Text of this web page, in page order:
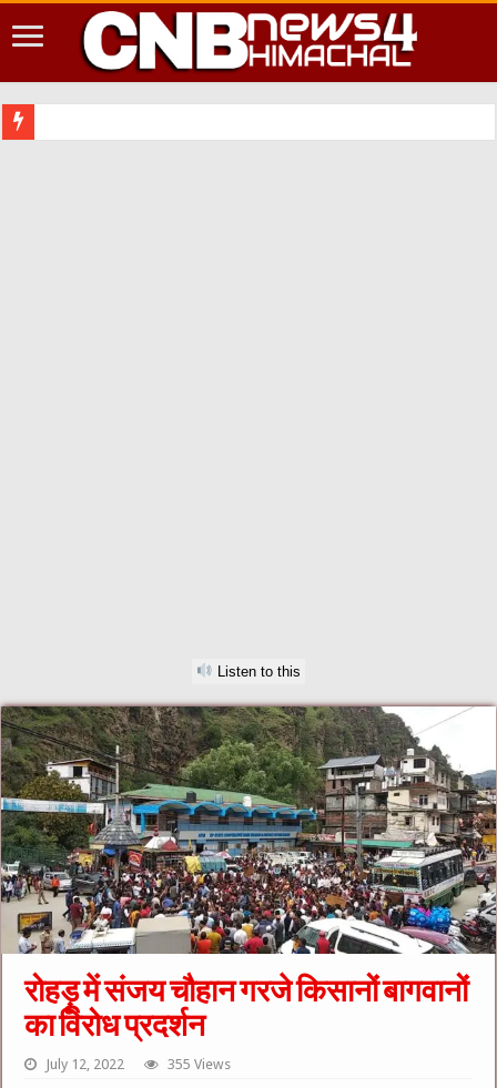
Listen to this
रोहड़ू में संजय चौहान गरजे किसानों बागवानों
का विरोध प्रदर्शन
July 12, 2022 355 Views